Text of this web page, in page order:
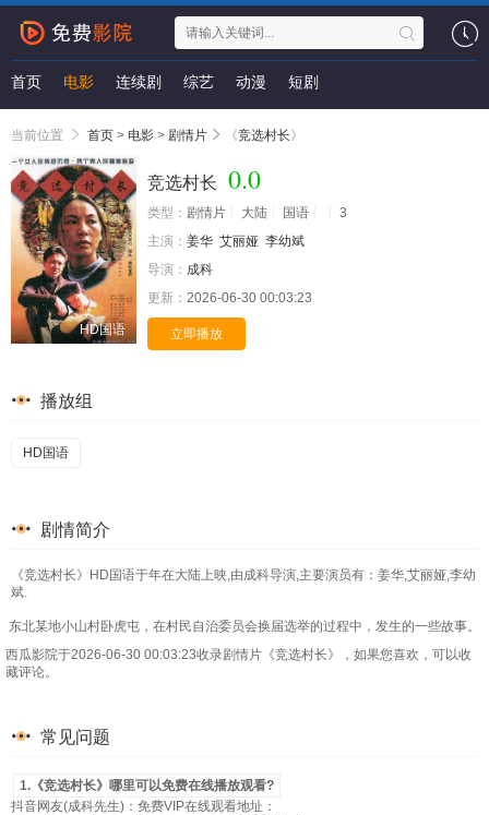
首页 电影 连续剧 综艺 动漫 短剧
当前位置 首页 > 电影 > 剧情片 《竞选村长》
HD国语
竞选村长 0.0
类型： 剧情片 大陆 国语
3
主演： 姜华 艾丽娅 李幼斌
导演： 成科
更新： 2026-06-30 00:03:23
立即播放
播放组
HD国语
剧情简介
《竞选村长》HD国语于年在大陆上映,由成科导演,主要演员有：姜华,艾丽娅,李幼
斌.
东北某地小山村卧虎屯，在村民自治委员会换届选举的过程中，发生的一些故事。
西瓜影院于2026-06-30 00:03:23收录剧情片《竞选村长》，如果您喜欢，可以收
藏评论。
常见问题
1.《竞选村长》哪里可以免费在线播放观看?
抖音网友(成科先生)：免费VIP在线观看地址：